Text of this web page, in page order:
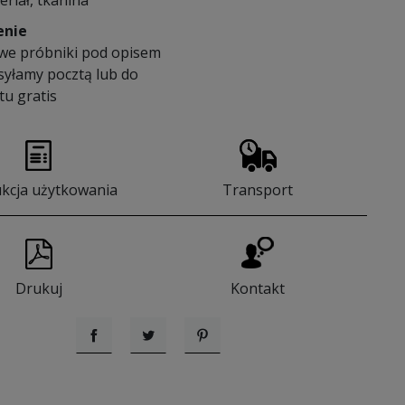
próbniki pod opisem
pocztą lub do
gratis
użytkowania Transport
Drukuj Kontakt
UdostępnijTweetujPinterest